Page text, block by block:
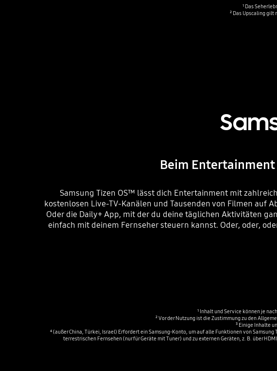
¹ Das
² Das Upscaling gilt
Beim Entertainment
Samsung Tizen OS™ lässt dich Entertainment mit
kostenlosen Live-TV-Kanälen und Tausenden von Filmen auf
Oder die Daily+ App, mit der du deine täglichen Aktivitäten
einfach mit deinem Fernseher steuern kannst. Oder, oder,
¹ Inhalt und Service können je
² Vor der Nutzung ist die Zustimmung zu den
³ Einige Inhalte
⁴ (außer China, Türkei, Israel) Erfordert ein Samsung-Konto, um auf alle Funktionen von
terrestrischen Fernsehen (nur für Geräte mit Tuner) und zu externen Geräten, z. B. über